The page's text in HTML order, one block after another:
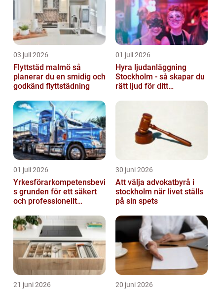
03 juli 2026
Flyttstäd malmö så
planerar du en smidig och
godkänd flyttstädning
01 juli 2026
Hyra ljudanläggning
Stockholm - så skapar du
rätt ljud för ditt
01 juli 2026
Yrkesförarkompetensbevi
s grunden för ett säkert
och professionellt
30 juni 2026
Att välja advokatbyrå i
stockholm när livet ställs
på sin spets
21 juni 2026 20 juni 2026